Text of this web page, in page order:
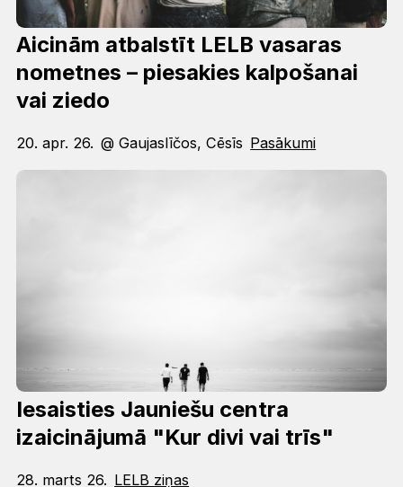
Aicinām atbalstīt LELB vasaras
nometnes – piesakies kalpošanai
vai ziedo
20. apr. 26. @ Gaujaslīčos, Cēsīs Pasākumi
Iesaisties Jauniešu centra
izaicinājumā "Kur divi vai trīs"
28. marts 26. LELB ziņas